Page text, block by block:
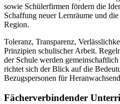
sowie Schülerfirmen fördern die
Schaffung neuer Lernräume und
Region.
Toleranz, Transparenz,
Prinzipien schulischer Arbeit.
der Schule werden
richtet sich der Blick auf die
Bezugspersonen für
Fächerverbindender